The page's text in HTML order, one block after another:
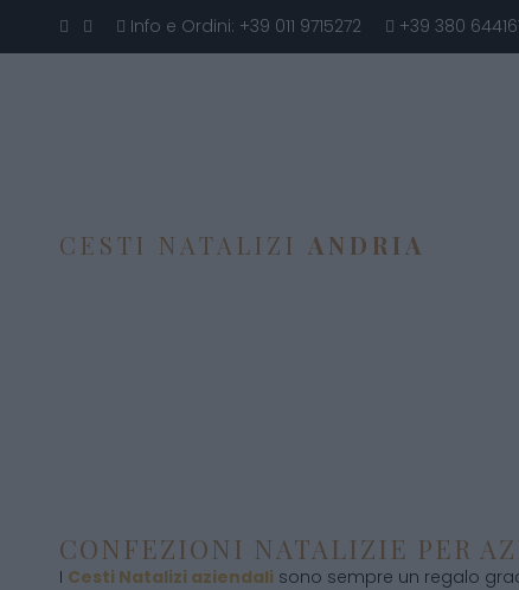
Info e Ordini: +39 011 9715272 +39 380
CESTI NATALIZI ANDRIA
CONFEZIONI NATALIZIE PER
I Cesti Natalizi aziendali sono sempre un regalo